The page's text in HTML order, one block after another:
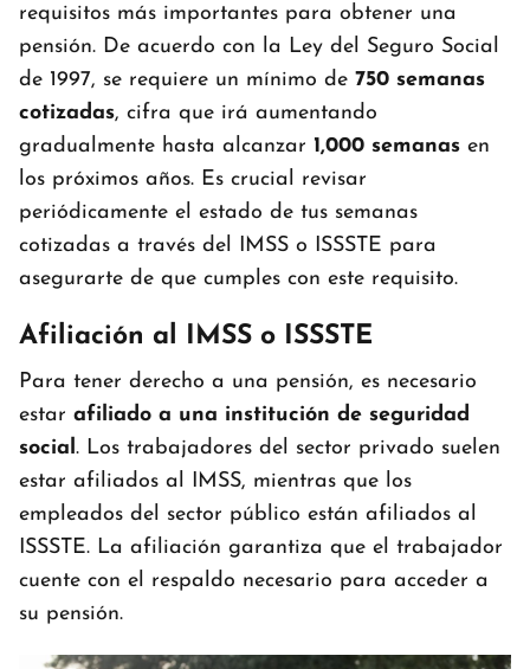
requisitos más importantes para obtener una
pensión. De acuerdo con la Ley del Seguro Social
de 1997, se requiere un mínimo de 750 semanas
cotizadas, cifra que irá aumentando
gradualmente hasta alcanzar 1,000 semanas en
los próximos años. Es crucial revisar
periódicamente el estado de tus semanas
cotizadas a través del IMSS o ISSSTE para
asegurarte de que cumples con este requisito.
Afiliación al IMSS o ISSSTE
Para tener derecho a una pensión, es necesario
estar afiliado a una institución de seguridad
social. Los trabajadores del sector privado suelen
estar afiliados al IMSS, mientras que los
empleados del sector público están afiliados al
ISSSTE. La afiliación garantiza que el trabajador
cuente con el respaldo necesario para acceder a
su pensión.